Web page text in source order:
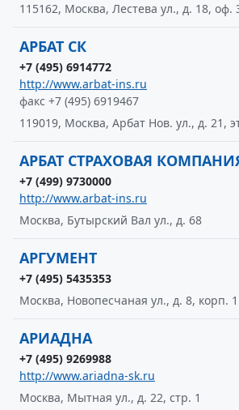
115162, Москва, Лестева ул., д. 18, оф.
АРБАТ СК
+7 (495) 6914772
http://www.arbat-ins.ru
факс +7 (495) 6919467
119019, Москва, Арбат Нов. ул., д. 21,
АРБАТ СТРАХОВАЯ
+7 (499) 9730000
http://www.arbat-ins.ru
Москва, Бутырский Вал ул., д. 68
АРГУМЕНТ
+7 (495) 5435353
Москва, Новопесчаная ул., д. 8, корп. 1
АРИАДНА
+7 (495) 9269988
http://www.ariadna-sk.ru
Москва, Мытная ул., д. 22, стр. 1